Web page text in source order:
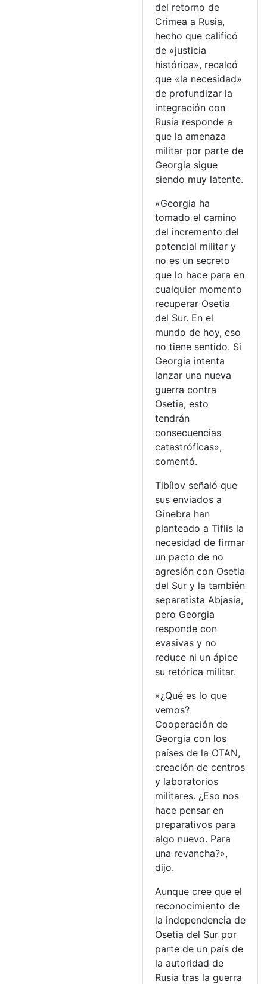
del retorno de
Crimea a Rusia,
hecho que calificó
de «justicia
histórica», recalcó
que «la necesidad»
de profundizar la
integración con
Rusia responde a
que la amenaza
militar por parte de
Georgia sigue
siendo muy latente.
«Georgia ha
tomado el camino
del incremento del
potencial militar y
no es un secreto
que lo hace para en
cualquier momento
recuperar Osetia
del Sur. En el
mundo de hoy, eso
no tiene sentido. Si
Georgia intenta
lanzar una nueva
guerra contra
Osetia, esto
tendrán
consecuencias
catastróficas»,
comentó.
Tibílov señaló que
sus enviados a
Ginebra han
planteado a Tiflis la
necesidad de firmar
un pacto de no
agresión con Osetia
del Sur y la también
separatista Abjasia,
pero Georgia
responde con
evasivas y no
reduce ni un ápice
su retórica militar.
«¿Qué es lo que
vemos?
Cooperación de
Georgia con los
países de la OTAN,
creación de centros
y laboratorios
militares. ¿Eso nos
hace pensar en
preparativos para
algo nuevo. Para
una revancha?»,
dijo.
Aunque cree que el
reconocimiento de
la independencia de
Osetia del Sur por
parte de un país de
la autoridad de
Rusia tras la guerra